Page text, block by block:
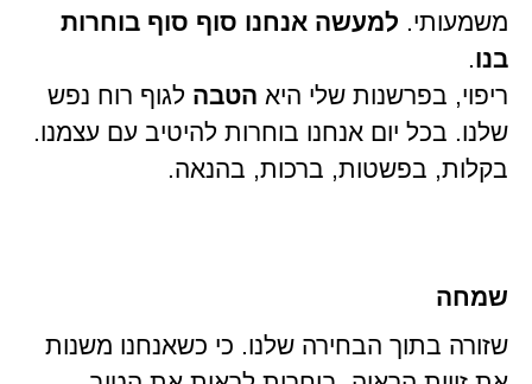
משמעותי. למעשה אנחנו סוף סוף בוחרות
בנו.
ריפוי, בפרשנות שלי היא הטבה לגוף רוח נפש
שלנו. בכל יום אנחנו בוחרות להיטיב עם עצמנו.
בקלות, בפשטות, ברכות, בהנאה.
שמחה
שזורה בתוך הבחירה שלנו. כי כשאנחנו משנות